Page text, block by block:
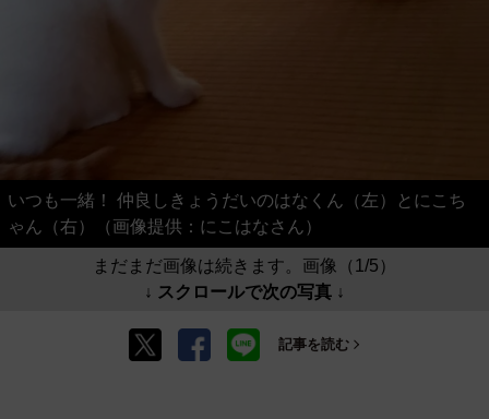
いつも一緒！ 仲良しきょうだいのはなくん（左）とにこち
ゃん（右）（画像提供：にこはなさん）
まだまだ画像は続きます。画像（1/5）
↓ スクロールで次の写真 ↓
記事を読む